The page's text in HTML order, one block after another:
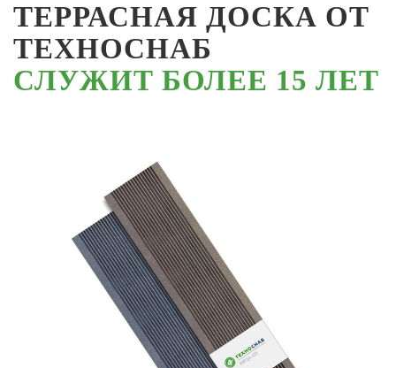
ТЕРРАСНАЯ ДОСКА ОТ
ТЕХНОСНАБ
СЛУЖИТ БОЛЕЕ 15 ЛЕТ